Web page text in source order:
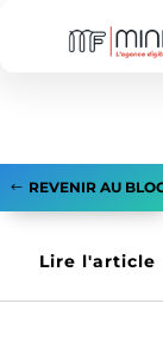
REVENIR AU
Lire l'article